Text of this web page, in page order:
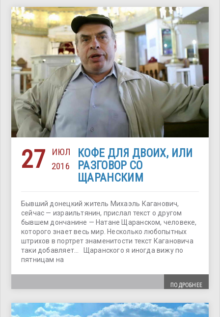
27
ИЮЛ
2016
КОФЕ ДЛЯ ДВОИХ, ИЛИ
РАЗГОВОР СО
ЩАРАНСКИМ
Бывший донецкий житель Михаэль Каганович,
сейчас — израильтянин, прислал текст о другом
бывшем дончанине — Натане Щаранском, человеке,
которого знает весь мир. Несколько любопытных
штрихов в портрет знаменитости текст Кагановича
таки добавляет… Щаранского я иногда вижу по
пятницам на
ПОДРОБНЕЕ